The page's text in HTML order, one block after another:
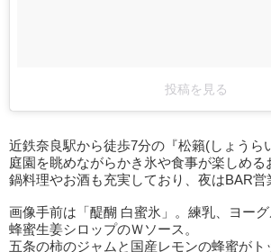
投稿を見る
近鉄奈良駅から徒歩7分の『松籟(しょうら
庭園を眺めながらかき氷や食事が楽しめる
鍋料理やお酒も充実しており、夜はBAR営
画像手前は「醍醐 白蜜氷」。練乳、ヨー
蜂蜜生姜シロップのＷソース。
五条の柿のジャムと国産レモンの蜂蜜がト